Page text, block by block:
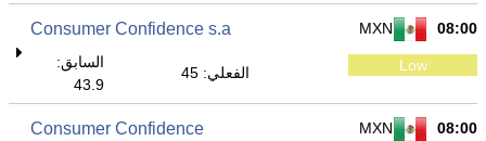
08:00
MXN
Consumer Confidence s.a
Low الفعلي: 45
السابق:
43.9
08:00
MXN
Consumer Confidence